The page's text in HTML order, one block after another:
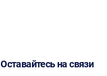
Оставайтесь на связи